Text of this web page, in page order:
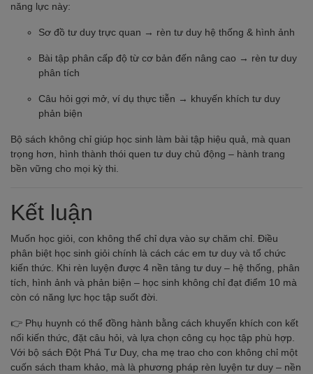
năng lực này:
Sơ đồ tư duy trực quan → rèn tư duy hệ thống & hình ảnh
Bài tập phân cấp độ từ cơ bản đến nâng cao → rèn tư duy
phân tích
Câu hỏi gợi mở, ví dụ thực tiễn → khuyến khích tư duy
phản biện
Bộ sách không chỉ giúp học sinh làm bài tập hiệu quả, mà quan
trọng hơn, hình thành thói quen tư duy chủ động – hành trang
bền vững cho mọi kỳ thi.
Kết luận
Muốn học giỏi, con không thể chỉ dựa vào sự chăm chỉ. Điều
phân biệt học sinh giỏi chính là cách các em tư duy và tổ chức
kiến thức. Khi rèn luyện được 4 nền tảng tư duy – hệ thống, phân
tích, hình ảnh và phản biện – học sinh không chỉ đạt điểm 10 mà
còn có năng lực học tập suốt đời.
👉 Phụ huynh có thể đồng hành bằng cách khuyến khích con kết
nối kiến thức, đặt câu hỏi, và lựa chọn công cụ học tập phù hợp.
Với bộ sách Đột Phá Tư Duy, cha mẹ trao cho con không chỉ một
cuốn sách tham khảo, mà là phương pháp rèn luyện tư duy – nền